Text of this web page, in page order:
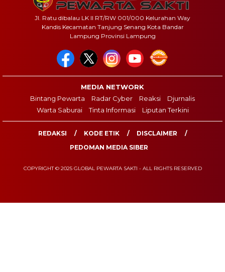
Jl. Ratu dibalau LK II RT/RW 001/000 Kelurahan Way
Kandis Kecamatan Tanjung Senang Kota Bandar
Lampung Provinsi Lampung
MEDIA NETWORK
Bintang Pewarta
Radar Cyber Reaksi
Djurnalis
Warta Saburai
Tinta Informasi Liputan Terkini
REDAKSI KODE ETIK
DISCLAIMER
PEDOMAN MEDIA SIBER
COPYRIGHT © 2025 GLOBAL PEWARTA SAKTI - ALL RIGHTS RESERVED